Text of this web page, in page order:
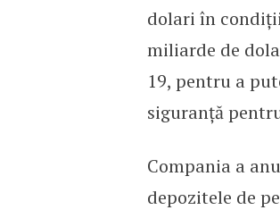
dolari în
miliarde de
19, pentru a
siguranță
Compania a
depozitele de